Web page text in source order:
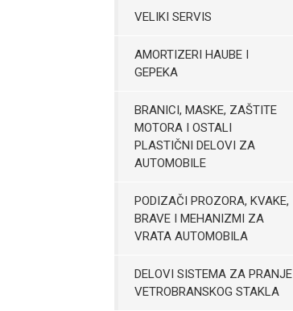
VELIKI SERVIS
AMORTIZERI HAUBE I
GEPEKA
BRANICI, MASKE, ZAŠTITE
MOTORA I OSTALI
PLASTIČNI DELOVI ZA
AUTOMOBILE
PODIZAČI PROZORA, KVAKE,
BRAVE I MEHANIZMI ZA
VRATA AUTOMOBILA
DELOVI SISTEMA ZA PRANJE
VETROBRANSKOG STAKLA